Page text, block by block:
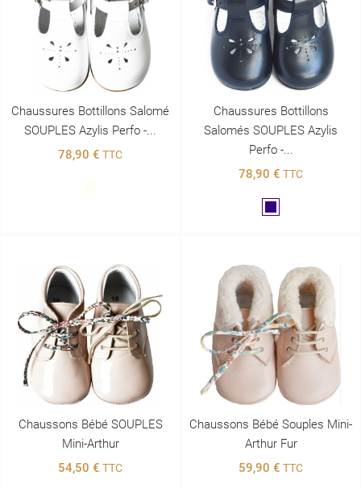
Chaussures Bottillons Salomé
SOUPLES Azylis Perfo -...
78,90 € TTC
Chaussures Bottillons
Salomés SOUPLES Azylis
Perfo -...
78,90 € TTC
Chaussons Bébé SOUPLES
Mini-Arthur
54,50 € TTC
Chaussons Bébé Souples Mini-
Arthur Fur
59,90 € TTC